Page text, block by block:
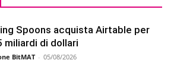
Spoons acquista Airtable per
miliardi di dollari
BitMAT - 05/08/2026